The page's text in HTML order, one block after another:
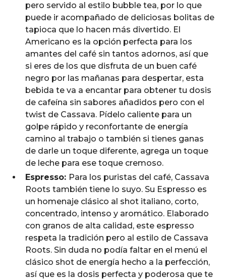
pero servido al estilo bubble tea, por lo que
puede ir acompañado de deliciosas bolitas de
tapioca que lo hacen más divertido. El
Americano es la opción perfecta para los
amantes del café sin tantos adornos, así que
si eres de los que disfruta de un buen café
negro por las mañanas para despertar, esta
bebida te va a encantar para obtener tu dosis
de cafeína sin sabores añadidos pero con el
twist de Cassava. Pídelo caliente para un
golpe rápido y reconfortante de energía
camino al trabajo o también si tienes ganas
de darle un toque diferente, agrega un toque
de leche para ese toque cremoso.
Espresso: Para los puristas del café, Cassava
Roots también tiene lo suyo. Su Espresso es
un homenaje clásico al shot italiano, corto,
concentrado, intenso y aromático. Elaborado
con granos de alta calidad, este espresso
respeta la tradición pero al estilo de Cassava
Roots. Sin duda no podía faltar en el menú el
clásico shot de energía hecho a la perfección,
así que es la dosis perfecta y poderosa que te